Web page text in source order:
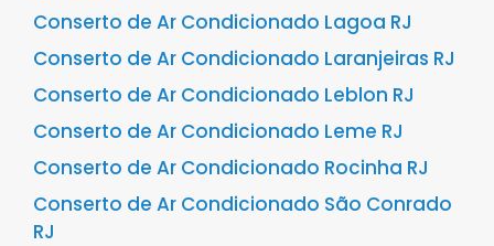
Conserto de Ar Condicionado Lagoa RJ
Conserto de Ar Condicionado Laranjeiras RJ
Conserto de Ar Condicionado Leblon RJ
Conserto de Ar Condicionado Leme RJ
Conserto de Ar Condicionado Rocinha RJ
Conserto de Ar Condicionado São Conrado
RJ